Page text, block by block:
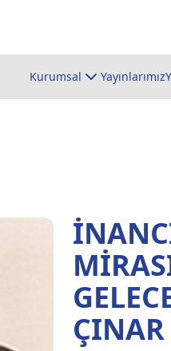
Kurumsal Yayınlarımız
ÇINAR